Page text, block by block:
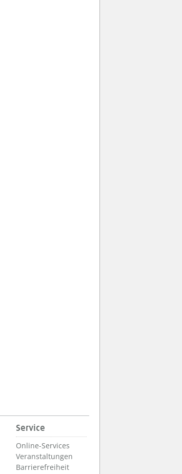
Service
Online-Services
Veranstaltungen
Barrierefreiheit